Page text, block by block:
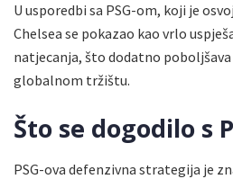
U usporedbi sa PSG-om, koji je
Chelsea se pokazao kao vrlo
natjecanja, što dodatno
globalnom tržištu.
Što se dogodilo s
PSG-ova defenzivna strategija je